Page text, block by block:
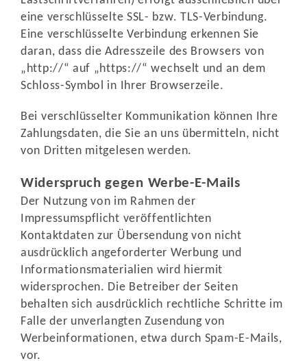
eine verschlüsselte SSL- bzw. TLS-Verbindung.
Eine verschlüsselte Verbindung erkennen Sie
daran, dass die Adresszeile des Browsers von
„http://“ auf „https://“ wechselt und an dem
Schloss-Symbol in Ihrer Browserzeile.
Bei verschlüsselter Kommunikation können Ihre
Zahlungsdaten, die Sie an uns übermitteln, nicht
von Dritten mitgelesen werden.
Widerspruch gegen Werbe-E-Mails
Der Nutzung von im Rahmen der
Impressumspflicht veröffentlichten
Kontaktdaten zur Übersendung von nicht
ausdrücklich angeforderter Werbung und
Informationsmaterialien wird hiermit
widersprochen. Die Betreiber der Seiten
behalten sich ausdrücklich rechtliche Schritte im
Falle der unverlangten Zusendung von
Werbeinformationen, etwa durch Spam-E-Mails,
vor.